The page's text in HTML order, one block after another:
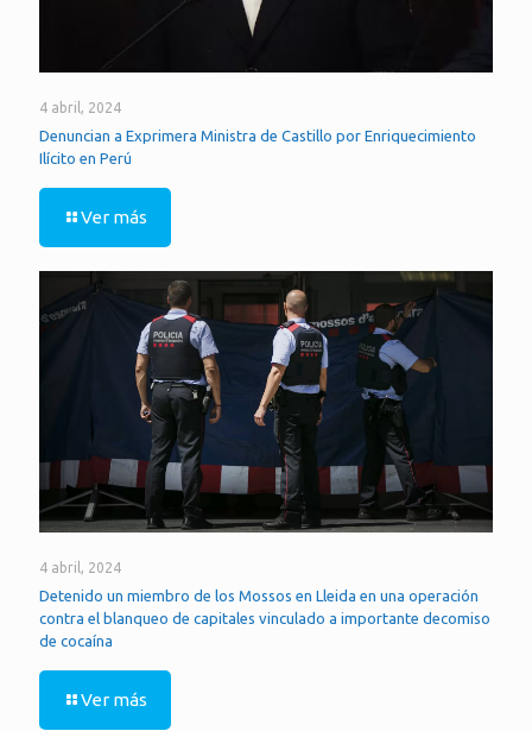
4 abril, 2024
Denuncian a Exprimera Ministra de Castillo por Enriquecimiento
Ilícito en Perú
Ver más
4 abril, 2024
Detenido un miembro de los Mossos en Lleida en una operación
contra el blanqueo de capitales vinculado a importante decomiso
de cocaína
Ver más